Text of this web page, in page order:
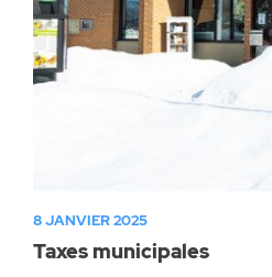
8 JANVIER 2025
Taxes municipales